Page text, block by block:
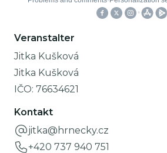
Veranstalter
Jitka Kušková
Jitka Kušková
IČO: 76634621
Kontakt
jitka@hrnecky.cz
+420 737 940 751